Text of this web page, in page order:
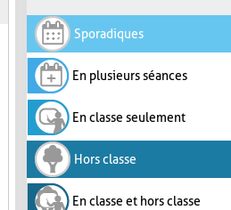
Sporadiques
En plusieurs séances
En classe seulement
Hors classe
En classe et hors classe